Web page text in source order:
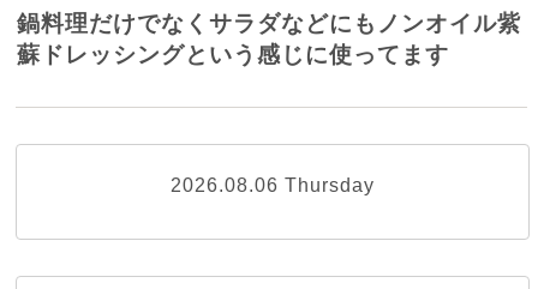
鍋料理だけでなくサラダなどにもノンオイル紫
蘇ドレッシングという感じに使ってます
2026.08.06 Thursday